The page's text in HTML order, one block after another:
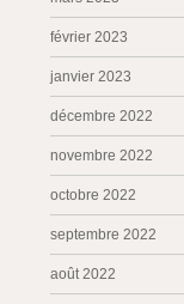
février 2023
janvier 2023
décembre 2022
novembre 2022
octobre 2022
septembre 2022
août 2022